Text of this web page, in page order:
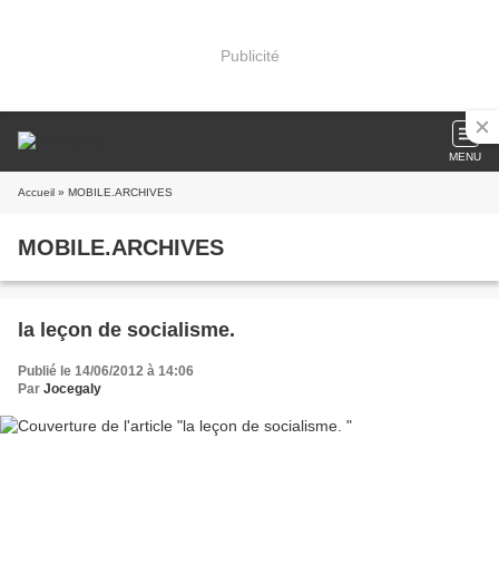
Publicité
MENU
Accueil » MOBILE.ARCHIVES
MOBILE.ARCHIVES
la leçon de socialisme.
Publié le 14/06/2012 à 14:06
Par Jocegaly